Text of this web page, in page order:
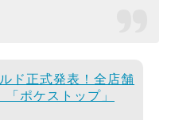
ド正式発表！全店舗
ポケストップ」